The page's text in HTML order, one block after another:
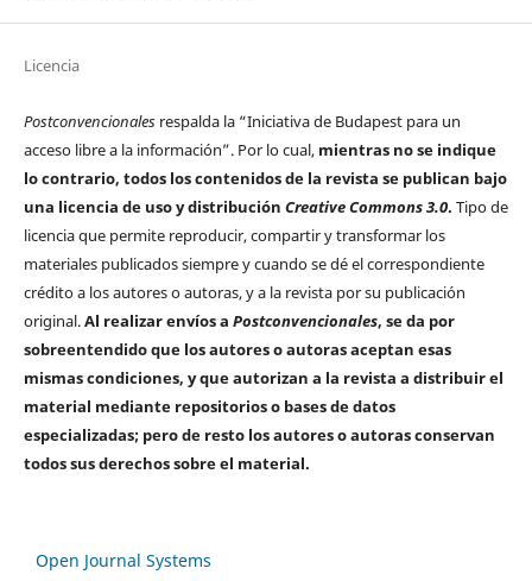
Licencia
Postconvencionales respalda la “Iniciativa de Budapest para un
acceso libre a la información”. Por lo cual, mientras no se indique
lo contrario, todos los contenidos de la revista se publican bajo
una licencia de uso y distribución Creative Commons 3.0. Tipo de
licencia que permite reproducir, compartir y transformar los
materiales publicados siempre y cuando se dé el correspondiente
crédito a los autores o autoras, y a la revista por su publicación
original.Al realizar envíos a Postconvencionales, se da por
sobreentendido que los autores o autoras aceptan esas
mismas condiciones, y que autorizan a la revista a distribuir el
material mediante repositorios o bases de datos
especializadas; pero de resto los autores o autoras conservan
todos sus derechos sobre el material.
Open Journal Systems